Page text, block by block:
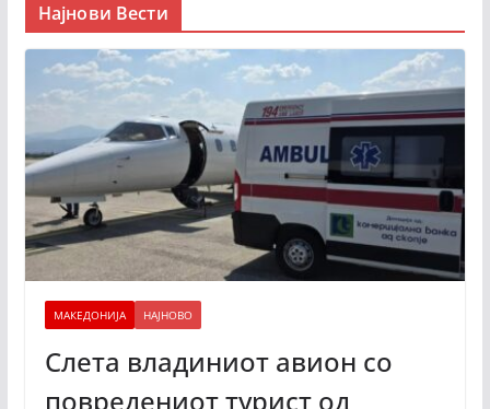
Најнови Вести
МАКЕДОНИЈА НАЈНОВО
Слета владиниот авион со
повредениот турист од